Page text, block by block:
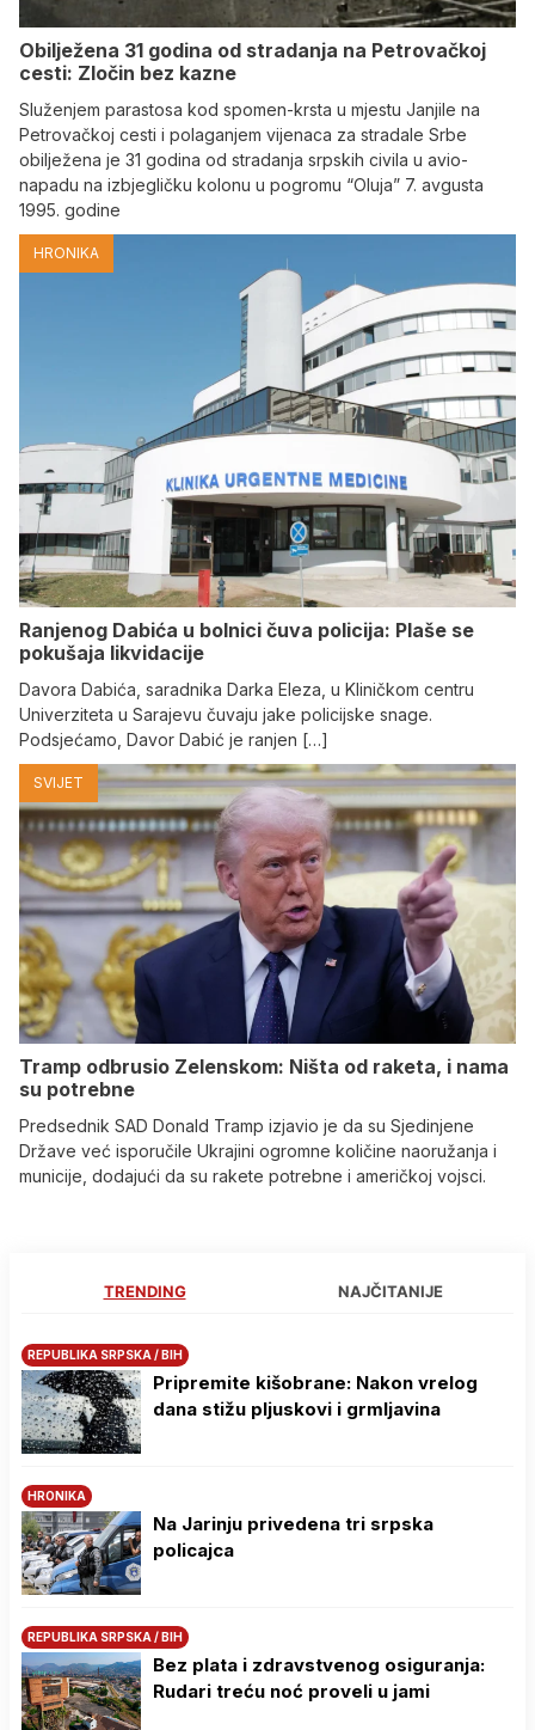
Obilježena 31 godina od stradanja na Petrovačkoj
cesti: Zločin bez kazne
Služenjem parastosa kod spomen-krsta u mjestu Janjile na
Petrovačkoj cesti i polaganjem vijenaca za stradale Srbe
obilježena je 31 godina od stradanja srpskih civila u avio-
napadu na izbjegličku kolonu u pogromu “Oluja” 7. avgusta
1995. godine
HRONIKA
Ranjenog Dabića u bolnici čuva policija: Plaše se
pokušaja likvidacije
Davora Dabića, saradnika Darka Eleza, u Kliničkom centru
Univerziteta u Sarajevu čuvaju jake policijske snage.
Podsjećamo, Davor Dabić je ranjen […]
SVIJET
Tramp odbrusio Zelenskom: Ništa od raketa, i nama
su potrebne
Predsednik SAD Donald Tramp izjavio je da su Sjedinjene
Države već isporučile Ukrajini ogromne količine naoružanja i
municije, dodajući da su rakete potrebne i američkoj vojsci.
TRENDING NAJČITANIJE
REPUBLIKA SRPSKA / BIH
Pripremite kišobrane: Nakon vrelog
dana stižu pljuskovi i grmljavina
HRONIKA
Na Јarinju privedena tri srpska
policajca
REPUBLIKA SRPSKA / BIH
Bez plata i zdravstvenog osiguranja:
Rudari treću noć proveli u jami